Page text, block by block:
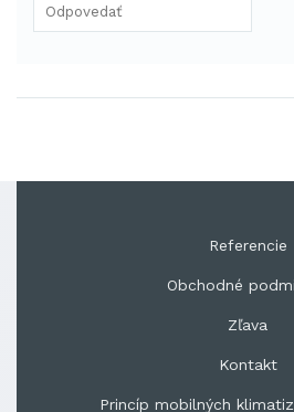
Referencie
Obchodné
Zľava
Kontakt
Princíp mobilných